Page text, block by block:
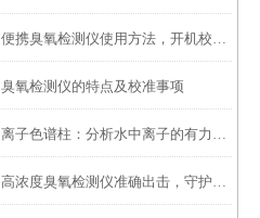
便携臭氧检测仪使用方法，开机校准现场采样读数规范操作教程
臭氧检测仪的特点及校准事项
离子色谱柱：分析水中离子的有力工具
高浓度臭氧检测仪准确出击，守护环境安全新防线！